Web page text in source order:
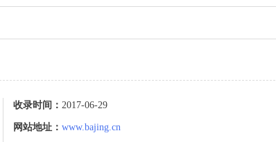
收录时间： 2017-06-29
网站地址： www.bajing.cn